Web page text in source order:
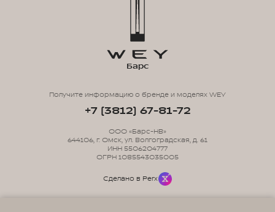
Барс
Получите информацию о бренде и моделях WEY
+7 (3812) 67-81-72
ООО «Барс-НВ»
644106, г. Омск, ул. Волгоградская, д. 61
ИНН 5506204777
ОГРН 1085543035005
Сделано в Perx